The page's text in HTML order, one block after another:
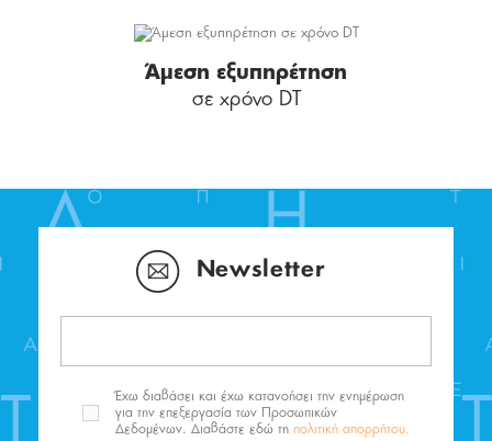
Άμεση εξυπηρέτηση
σε χρόνο DT
Newsletter
Έχω διαβάσει και έχω κατανοήσει την ενημέρωση
για την επεξεργασία των Προσωπικών
Δεδομένων. Διαβάστε εδώ τη πολιτική απορρήτου.